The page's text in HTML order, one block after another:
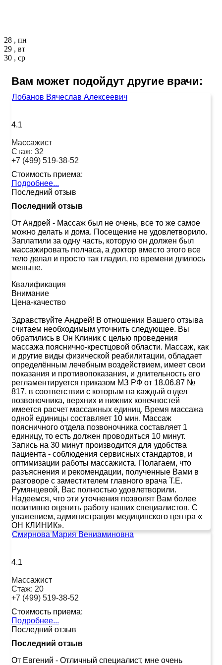
28 , пн
29 , вт
30 , ср
Вам может подойдут другие врачи:
Лобанов Вячеслав Алексеевич
4.1
Массажист
Стаж: 32
+7 (499) 519-38-52
Стоимость приема:
Подробнее...
Последний отзыв
Последний отзыв
От Андрей - Массаж был не очень, все то же самое
можно делать и дома. Посещение не удовлетворило.
Заплатили за одну часть, которую он должен был
массажировать полчаса, а доктор вместо этого все
тело делал и просто так гладил, по времени длилось
меньше.
Квалификация
Внимание
Цена-качество
Здравствуйте Андрей! В отношении Вашего отзыва
считаем необходимым уточнить следующее. Вы
обратились в Он Клиник с целью проведения
массажа пояснично-крестцовой области. Массаж, как
и другие виды физической реабилитации, обладает
определённым лечебным воздействием, имеет свои
показания и противопоказания, и длительность его
регламентируется приказом МЗ РФ от 18.06.87 №
817, в соответствии с которым на каждый отдел
позвоночника, верхних и нижних конечностей
имеется расчет массажных единиц. Время массажа
одной единицы составляет 10 мин. Массаж
поясничного отдела позвоночника составляет 1
единицу, то есть должен проводиться 10 минут.
Запись на 30 минут производится для удобства
пациента - соблюдения сервисных стандартов, и
оптимизации работы массажиста. Полагаем, что
разъяснения и рекомендации, полученные Вами в
разговоре с заместителем главного врача Т.Е.
Румянцевой, Вас полностью удовлетворили.
Надеемся, что эти уточнения позволят Вам более
позитивно оценить работу наших специалистов. С
уважением, администрация медицинского центра «
ОН КЛИНИК».
Смирнова Мария Вениаминовна
4.1
Массажист
Стаж: 20
+7 (499) 519-38-52
Стоимость приема:
Подробнее...
Последний отзыв
Последний отзыв
От Евгений - Отличный специалист, мне очень